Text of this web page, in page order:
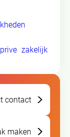
prive zakelijk
contact
maken